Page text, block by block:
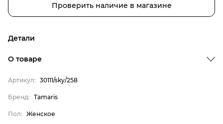
Проверить наличие в магазине
Детали
Страна производитель
Материал верха
Высота
О товаре
Артикул: 30111/sky/258
Бренд: Tamaris
Пол: Женское